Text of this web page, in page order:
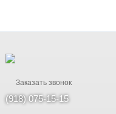
Заказать звонок
(918) 075-15-15